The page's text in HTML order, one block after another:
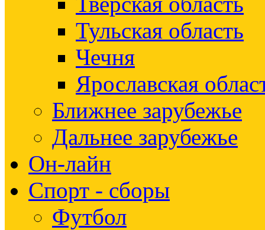
Тульская область
Чечня
Ярославская
Ближнее зарубежье
Дальнее зарубежье
Он-лайн
Спорт - сборы
Футбол